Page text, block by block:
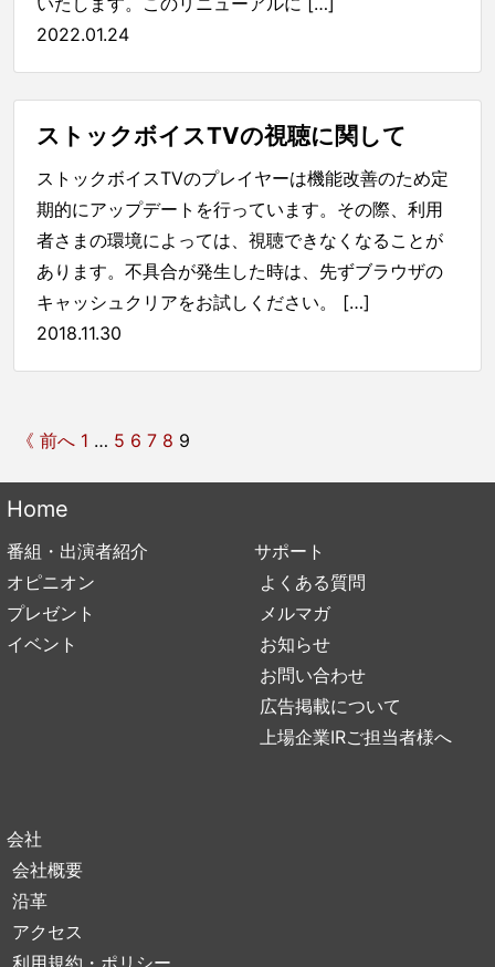
2022.01.24
ストックボイスTVの視聴に関して
ストックボイスTVのプレイヤーは機能改善のため定
期的にアップデートを行っています。その際、利用
者さまの環境によっては、視聴できなくなることが
あります。不具合が発生した時は、先ずブラウザの
キャッシュクリアをお試しください。 […]
2018.11.30
《 前へ 1 … 5 6 7 8 9
Home
番組・出演者紹介
オピニオン
プレゼント
イベント
サポート
よくある質問
メルマガ
お知らせ
お問い合わせ
広告掲載について
上場企業IRご担当者様へ
会社
会社概要
沿革
アクセス